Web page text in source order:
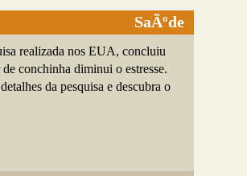
SaÃºde
realizada nos EUA, concluiu
conchinha diminui o estresse.
da pesquisa e descubra o